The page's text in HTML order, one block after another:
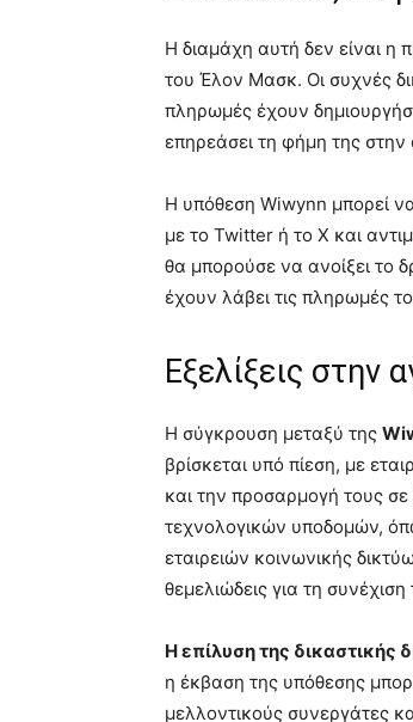
Η διαμάχη αυτή δεν είναι η
του Έλον Μασκ. Οι συχνές
πληρωμές έχουν
επηρεάσει τη φήμη της
Η υπόθεση Wiwynn μπορεί
με το Twitter ή το X και
θα μπορούσε να ανοίξει το
έχουν λάβει τις πληρωμές
Εξελίξεις στην
Η σύγκρουση μεταξύ της
βρίσκεται υπό πίεση, με
και την προσαρμογή τους
τεχνολογικών υποδομών,
εταιρειών κοινωνικής
θεμελιώδεις για τη συνέχιση
Η επίλυση της δικαστικής
η έκβαση της υπόθεσης
μελλοντικούς συνεργάτες